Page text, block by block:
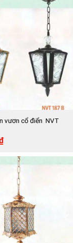
₫.
là:
vươn cổ điển NVT
₫.
Giá
tại
là:
560,000 ₫.